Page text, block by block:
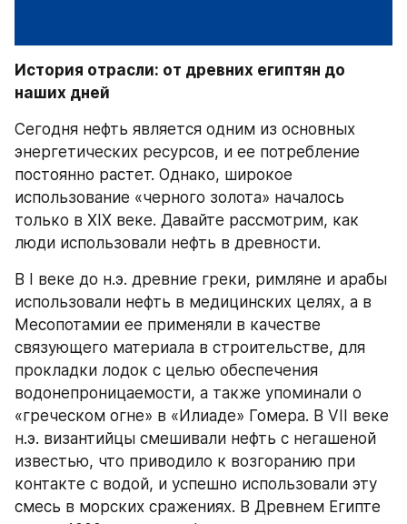
История отрасли: от древних египтян до
наших дней
Сегодня нефть является одним из основных
энергетических ресурсов, и ее потребление
постоянно растет. Однако, широкое
использование «черного золота» началось
только в XIX веке. Давайте рассмотрим, как
люди использовали нефть в древности.
В I веке до н.э. древние греки, римляне и арабы
использовали нефть в медицинских целях, а в
Месопотамии ее применяли в качестве
связующего материала в строительстве, для
прокладки лодок с целью обеспечения
водонепроницаемости, а также упоминали о
«греческом огне» в «Илиаде» Гомера. В VII веке
н.э. византийцы смешивали нефть с негашеной
известью, что приводило к возгоранию при
контакте с водой, и успешно использовали эту
смесь в морских сражениях. В Древнем Египте